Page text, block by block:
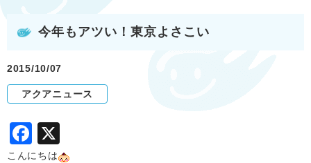
今年もアツい！東京よさこい
2015/10/07
アクアニュース
F
a
こんにちは